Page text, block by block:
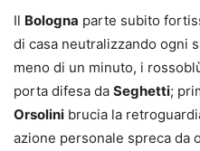
Il Bologna parte subito
di casa neutralizzando ogni
meno di un minuto, i
porta difesa da Seghetti;
Orsolini brucia la
azione personale spreca da